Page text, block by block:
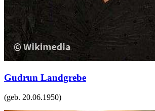
Gudrun Landgrebe
(geb. 20.06.1950)